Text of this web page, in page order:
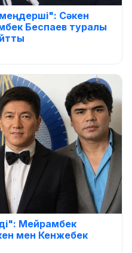
Сәкен
Беспаев туралы
Мейрамбек
мен Кенжебек